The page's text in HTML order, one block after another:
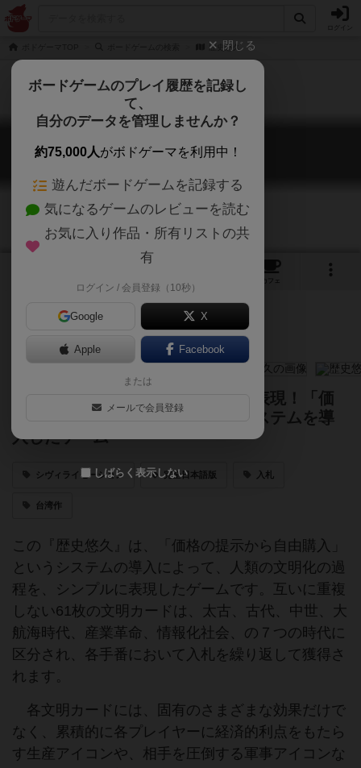
歴史悠久
歴史悠久
The Flow of History
カフェ
人類の文明化の過程をシンプルに表現！「価
格の提示から自由購入」というシステムを導
入したゲーム
シヴィライゼーション 完全日本語版 入札
台湾作
この『歴史悠久』は、「価格の提示から自由購入」
というシステムの導入によって、人類の文明化の過
程を、シンプルに表現したゲームです。互いに重複
しない61枚の文明カードは、太古、古代、中世、大
航海時代、産業革命、情報化社会、の７つの時代に
区分され、各手番において入札を繰り返して獲得さ
れます。
各文明カードには、固有のさまざまな効果だけで
なく、累積的に各プレイヤーに経済的利点をもたら
す生産アイコンや、相手を圧倒する軍事アイコンな
閉じる
ボードゲームのプレイ履歴を記録し
て、
自分のデータを管理しませんか？
約75,000人がボドゲーマを利用中！
遊んだボードゲームを記録する
気になるゲームのレビューを読む
お気に入り作品・所有リストの共
有
ログイン / 会員登録（10秒）
Google X
Apple Facebook
または
メールで会員登録
しばらく表示しない